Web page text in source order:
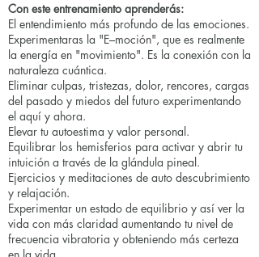
Con este entrenamiento aprenderás:
El entendimiento más profundo de las emociones.
Experimentaras la "E–moción", que es realmente
la energía en "movimiento". Es la conexión con la
naturaleza cuántica.
Eliminar culpas, tristezas, dolor, rencores, cargas
del pasado y miedos del futuro experimentando
el aquí y ahora.
Elevar tu autoestima y valor personal.
Equilibrar los hemisferios para activar y abrir tu
intuición a través de la glándula pineal.
Ejercicios y meditaciones de auto descubrimiento
y relajación.
Experimentar un estado de equilibrio y así ver la
vida con más claridad aumentando tu nivel de
frecuencia vibratoria y obteniendo más certeza